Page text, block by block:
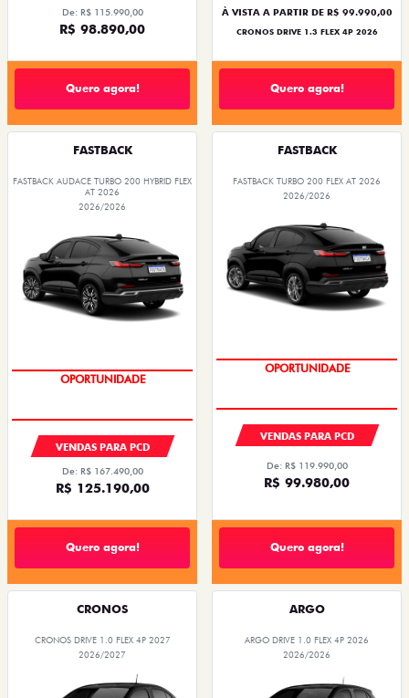
De: R$ 115.990,00
R$ 98.890,00
Quero agora!
À VISTA A PARTIR DE R$ 99.990,00
CRONOS DRIVE 1.3 FLEX 4P 2026
Quero agora!
FASTBACK
FASTBACK AUDACE TURBO 200 HYBRID FLEX
AT 2026
2026/2026
OPORTUNIDADE
VENDAS PARA PCD
De: R$ 167.490,00
R$ 125.190,00
Quero agora!
FASTBACK
FASTBACK TURBO 200 FLEX AT 2026
2026/2026
OPORTUNIDADE
VENDAS PARA PCD
De: R$ 119.990,00
R$ 99.980,00
Quero agora!
CRONOS
CRONOS DRIVE 1.0 FLEX 4P 2027
2026/2027
ARGO
ARGO DRIVE 1.0 FLEX 4P 2026
2026/2026